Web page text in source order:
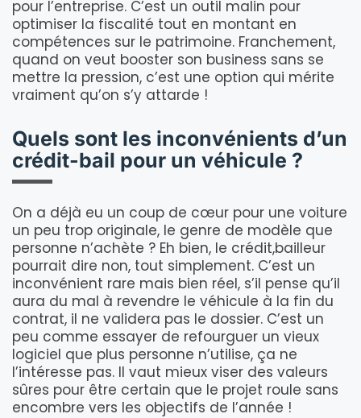
pour l’entreprise. C’est un outil malin pour
optimiser la fiscalité tout en montant en
compétences sur le patrimoine. Franchement,
quand on veut booster son business sans se
mettre la pression, c’est une option qui mérite
vraiment qu’on s’y attarde !
Quels sont les inconvénients d’un
crédit-bail pour un véhicule ?
On a déjà eu un coup de cœur pour une voiture
un peu trop originale, le genre de modèle que
personne n’achète ? Eh bien, le crédit,bailleur
pourrait dire non, tout simplement. C’est un
inconvénient rare mais bien réel, s’il pense qu’il
aura du mal à revendre le véhicule à la fin du
contrat, il ne validera pas le dossier. C’est un
peu comme essayer de refourguer un vieux
logiciel que plus personne n’utilise, ça ne
l’intéresse pas. Il vaut mieux viser des valeurs
sûres pour être certain que le projet roule sans
encombre vers les objectifs de l’année !